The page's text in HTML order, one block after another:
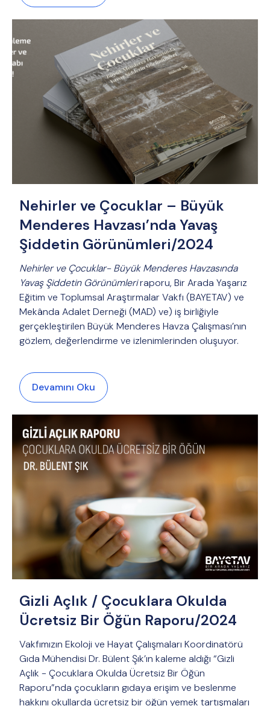
Nehirler ve Çocuklar – Büyük
Menderes Havzası’nda Yavaş
Şiddetin Görünümleri/2024
Nehirler ve Çocuklar- Büyük Menderes Havzasında
Yavaş Şiddetin Görünümleriraporu, Bir Arada Yaşarız
Eğitim ve Toplumsal Araştırmalar Vakfı (BAYETAV) ve
Mekânda Adalet Derneği (MAD) ve) iş birliğiyle
gerçekleştirilen Büyük Menderes Havza Çalışması’nın
gözlem, değerlendirme ve izlenimlerinden oluşuyor.
Devamını Oku
Gizli Açlık / Çocuklara Okulda
Ücretsiz Bir Öğün Raporu/2024
Vakfımızın Ekoloji ve Hayat Çalışmaları Koordinatörü
Gıda Mühendisi Dr. Bülent Şık’ın kaleme aldığı “Gizli
Açlık - Çocuklara Okulda Ücretsiz Bir Öğün
Raporu”nda çocukların gıdaya erişim ve beslenme
hakkını okullarda ücretsiz bir öğün yemek tartışmaları